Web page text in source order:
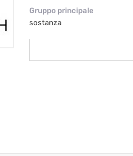
Gruppo principale
sostanza